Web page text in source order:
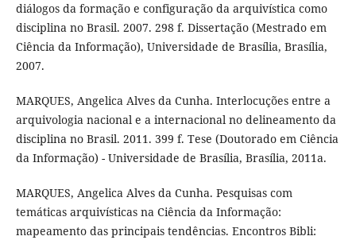
diálogos da formação e configuração da arquivística como
disciplina no Brasil. 2007. 298 f. Dissertação (Mestrado em
Ciência da Informação), Universidade de Brasília, Brasília,
2007.
MARQUES, Angelica Alves da Cunha. Interlocuções entre a
arquivologia nacional e a internacional no delineamento da
disciplina no Brasil. 2011. 399 f. Tese (Doutorado em Ciência
da Informação) - Universidade de Brasília, Brasília, 2011a.
MARQUES, Angelica Alves da Cunha. Pesquisas com
temáticas arquivísticas na Ciência da Informação:
mapeamento das principais tendências. Encontros Bibli: